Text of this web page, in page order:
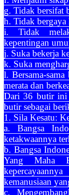
g. Tidak bersifat
h. Tidak
i. Tidak
kepentingan
j. Suka bekerja
k. Suka
l. Bersama-
merata dan
Dari 36 butir ini
butir sebagai
1. Sila Kesatu:
a. Bangsa
ketakwaannya
b. Bangsa
Yang Maha
kemanusiaan
c.